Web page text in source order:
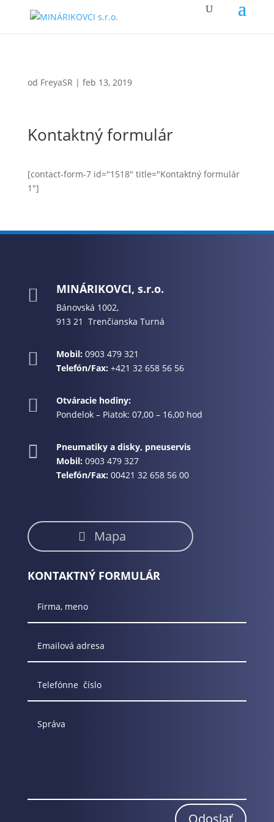
od FreyaSR | feb 13, 2019
Kontaktný formulár
[contact-form-7 id="1518" title="Kontaktný formulár
1"]
 MINÁRIKOVCI, s.r.o.
Bánovská 1002,
913 21 Trenčianska Turná
 Mobil: 0903 479 321
Telefón/Fax:+421 32 658 56 56

Otváracie hodiny:
Pondelok – Piatok: 07,00 – 16,00 hod

Pneumatiky a disky, pneuservis
Mobil: 0903 479 327
Telefón/Fax:00421 32 658 56 00
Mapa
KONTAKTNÝ FORMULÁR
Odoslať